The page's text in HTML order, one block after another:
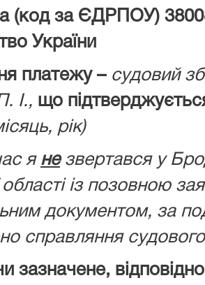
(код за ЄДРПОУ)
України
платежу – судовий
І., що
рік)
я незвертався у
області із позовною
документом, за
справляння
зазначене,